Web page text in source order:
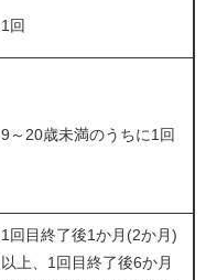
1回
9～20歳未満のうちに1回
1回目終了後1か月(2か月)
以上、1回目終了後6か月